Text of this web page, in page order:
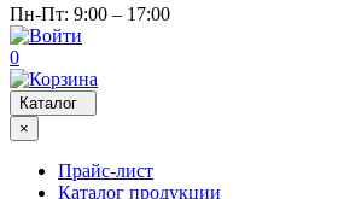
Пн-Пт: 9:00 – 17:00
0
Каталог
×
Прайс-лист
Каталог продукции